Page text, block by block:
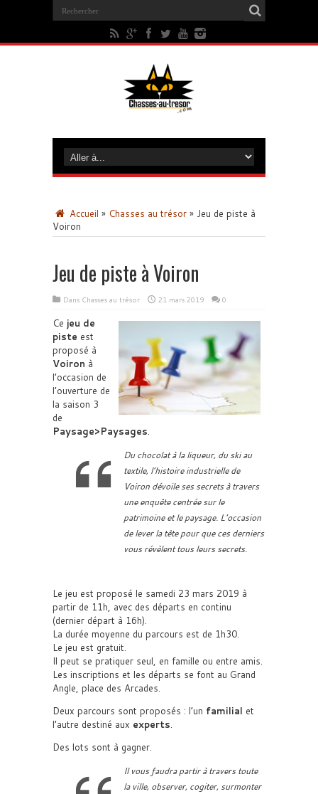
Accueil » Chasses au trésor » Jeu de piste à
Voiron
Jeu de piste à Voiron
Dans Chasses au trésor 21 mars 2019 0
Ce jeu de
piste est
proposé à
Voiron à
l’occasion de
l’ouverture de
la saison 3
de
Paysage>Paysages.
Du chocolat à la liqueur, du ski au
textile, l’histoire industrielle de
Voiron dévoile ses secrets à travers
une enquête centrée sur le
patrimoine et le paysage. L’occasion
de lever la tête pour que ces derniers
vous révèlent tous leurs secrets.
Le jeu est proposé le samedi 23 mars 2019 à
partir de 11h, avec des départs en continu
(dernier départ à 16h).
La durée moyenne du parcours est de 1h30.
Le jeu est gratuit.
Il peut se pratiquer seul, en famille ou entre amis.
Les inscriptions et les départs se font au Grand
Angle, place des Arcades.
Deux parcours sont proposés : l’un familial et
l’autre destiné aux experts.
Des lots sont à gagner.
Il vous faudra partir à travers toute
la ville, observer, cogiter, surmonter